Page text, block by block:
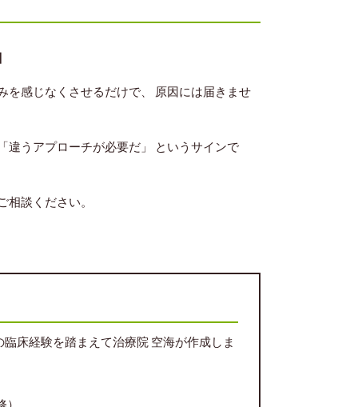
を感じなくさせるだけで、 原因には届きませ
違うアプローチが必要だ」 というサインで
相談ください。
床経験を踏まえて治療院 空海が作成しま